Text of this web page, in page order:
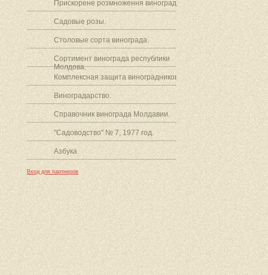
Прискорене розмноження винограду.
Садовые розы.
Столовые сорта винограда.
Сортимент винограда республики
Молдова.
Комплексная защита виноградников.
Виноградарство.
Справочник винограда Молдавии.
"Садоводство" № 7, 1977 год.
Азбука
Вход для партнеров